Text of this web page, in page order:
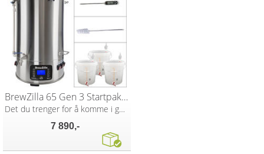
BrewZilla 65 Gen 3 Startpakke
Det du trenger for å komme i gang
7 890,-